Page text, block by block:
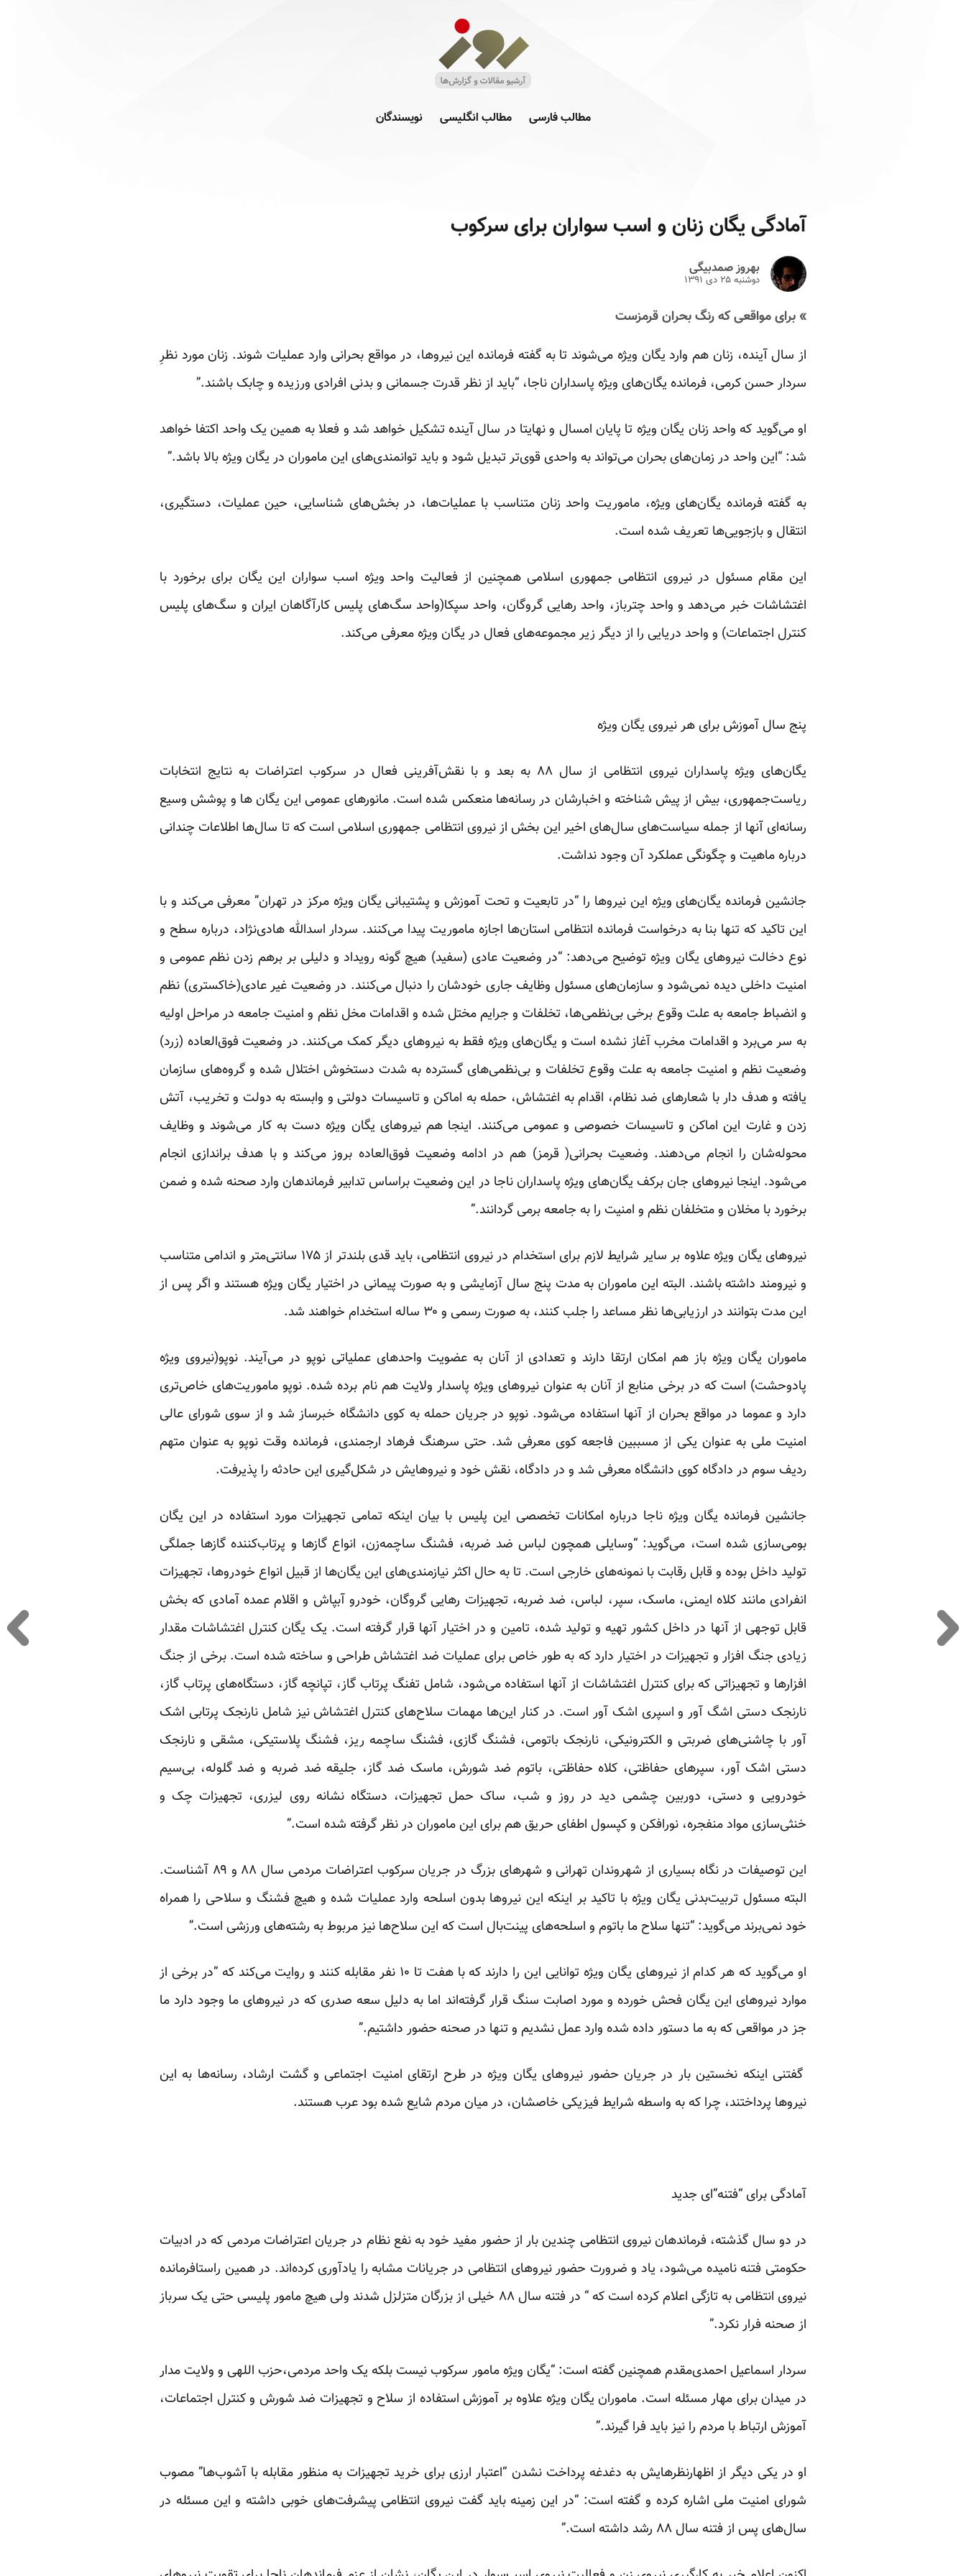
مطالب فارسی مطالب انگلیسی نویسندگان
آمادگی یگان زنان و اسب سواران برای سرکوب
بهروز صمدبیگی
دوشنبه ۲۵ دى ۱۳۹۱
» برای مواقعی که رنگ بحران قرمزست
از سال آینده، زنان هم وارد یگان ویژه می‌شوند تا به گفته فرمانده این نیروها، در مواقع بحرانی وارد عملیات شوند. زنان مورد نظرِ
سردار حسن کرمی، فرمانده یگان‌های ویژه پاسداران ناجا، “باید از نظر قدرت جسمانی و بدنی افرادی ورزیده و چابک باشند.”
اومی‌گوید که واحد زنان یگان ویژه تا پایان امسال و نهایتا در سال آینده تشکیل خواهد شد و فعلا به همین یک واحد اکتفا خواهد
شد: “این واحد در زمان‌های بحران می‌تواند به واحدی قوی‌تر تبدیل شود و باید توانمندی‌های این ماموران در یگان ویژه بالا باشد.”
به گفته فرمانده یگان‌های ویژه، ماموریت‌ واحد زنان متناسب با عملیات‌ها، در بخش‌های شناسایی، حین عملیات، دستگیری،
انتقال و بازجویی‌ها تعریف شده است.
این مقام مسئول در نیروی انتظامی جمهوری اسلامی همچنین از فعالیت واحد ویژه اسب سواران این یگان برای برخورد با
اغتشاشات خبر می‌دهد و واحد چترباز، واحد رهایی گروگان، واحد سپکا(واحد سگ‌های پلیس کارآگاهان ایران و سگ‌های پلیس
کنترل اجتماعات) و واحد دریایی را از دیگر زیر مجموعه‌های فعال در یگان ویژه معرفی می‌کند.
پنج سال آموزش برای هر نیروی یگان ویژه
یگان‌های ویژه پاسداران نیروی انتظامی از سال ۸۸ به بعد و با نقش‌آفرینی فعال در سرکوب اعتراضات به نتایج انتخابات
ریاست‌جمهوری، بیش از پیش شناخته و اخبارشان در رسانه‌ها منعکس ‌شده است. مانورهای عمومی این یگان ها و پوشش وسیع
رسانه‌ای آنها از جمله سیاست‌های سال‌های اخیر این بخش از نیروی انتظامی جمهوری اسلامی است که تا سال‌ها اطلاعات چندانی
درباره ماهیت و چگونگی عملکرد آن‌ وجود نداشت.
جانشین فرمانده یگان‌های ویژه این نیروها را “در تابعیت و تحت آموزش و پشتیبانی یگان ویژه مرکز در تهران” معرفی می‌کند و با
این تاکید که تنها بنا به درخواست فرمانده انتظامی استان‌ها اجازه ماموریت پیدا می‌کنند. سردار اسدالله هادی‌نژاد، درباره سطح و
نوع دخالت نیروهای یگان ویژه توضیح می‌دهد: “در وضعیت عادی (سفید) هیچ گونه رویداد و دلیلی بر برهم زدن نظم عمومی و
امنیت داخلی دیده نمی‌شود و سازمان‌های مسئول وظایف جاری خودشان را دنبال می‌کنند. در وضعیت غیر عادی(خاکستری) نظم
و انضباط جامعه به علت وقوع برخی بی‌نظمی‌ها، تخلفات و جرایم مختل شده و اقدامات مخل نظم و امنیت جامعه در مراحل اولیه
به سر می‌برد و اقدامات مخرب آغاز نشده است و یگان‌های ویژه فقط به نیروهای دیگر کمک می‌کنند. در وضعیت فوق‌العاده (زرد)
وضعیت نظم و امنیت جامعه به علت وقوع تخلفات و بی‌نظمی‌های گسترده به شدت دستخوش اختلال شده و گروه‌های سازمان
یافته و هدف دار با شعارهای ضد نظام، اقدام به اغتشاش، حمله به اماکن و تاسیسات دولتی و وابسته به دولت و تخریب، آتش
زدن و غارت این اماکن و تاسیسات خصوصی و عمومی می‌کنند. اینجا هم نیروهای یگان ویژه دست به کار می‌شوند و وظایف
محوله‌شان را انجام می‌دهند. وضعیت بحرانی( قرمز) هم در ادامه وضعیت فوق‌العاده بروز می‌کند و با هدف براندازی انجام
می‌شود. اینجا نیروهای جان برکف یگان‌های ویژه پاسداران ناجا در این وضعیت براساس تدابیر فرماندهان وارد صحنه شده و ضمن
برخورد با مخلان و متخلفان نظم و امنیت را به جامعه برمی گردانند.”
نیروهای یگان ویژه علاوه بر سایر شرایط لازم برای استخدام در نیروی انتظامی، باید قدی بلند‌تر از ۱۷۵ سانتی‌متر و اندامی متناسب
و نیرومند داشته باشند. البته این ماموران به مدت پنج سال آزمایشی و به صورت پیمانی در اختیار یگان ویژه هستند و اگر پس از
این مدت بتوانند در ارزیابی‌ها نظر مساعد را جلب کنند، به صورت رسمی و ۳۰ ساله استخدام خواهند شد.
ماموران یگان ویژه باز هم امکان ارتقا دارند و تعدادی از آنان به عضویت واحدهای عملیاتی نوپو در می‌آیند. نوپو(نیروی ویژه
پادوحشت) است که در برخی منابع از آنان به عنوان نیروهای ویژه پاسدار ولایت هم نام برده شده. نوپو ماموریت‌های خاص‌تری
دارد و عموما در مواقع بحران از آنها استفاده می‌شود. نوپو در جریان حمله به کوی دانشگاه خبرساز شد و از سوی شورای عالی
امنیت ملی به عنوان یکی از مسببین فاجعه کوی معرفی شد. حتی سرهنگ فرهاد ارجمندی، فرمانده وقت نوپو به عنوان متهم
ردیف سوم در دادگاه کوی دانشگاه معرفی شد و در دادگاه، نقش خود و نیروهایش در شکل‌گیری این حادثه را پذیرفت.
جانشین فرمانده یگان ویژه ناجا درباره امکانات تخصصی این پلیس با بیان اینکه تمامی تجهیزات مورد استفاده در این یگان
بومی‌سازی شده است، می‌گوید: “وسایلی همچون لباس ضد ضربه، فشنگ ساچمه‌زن، انواع گازها و پرتاب‌کننده‌ گازها جملگی
تولید داخل بوده و قابل رقابت با نمونه‌های خارجی است. تا به حال اکثر نیازمندی‌های این یگان‌ها از قبیل انواع خودروها، تجهیزات
انفرادی مانند کلاه ایمنی، ماسک، سپر، لباس، ضد ضربه، تجهیزات رهایی گروگان، خودرو آبپاش و اقلام عمده آمادی که بخش
قابل توجهی از آنها در داخل کشور تهیه و تولید شده، تامین و در اختیار آنها قرار گرفته است. یک یگان کنترل اغتشاشات مقدار
زیادی جنگ افزار و تجهیزات در اختیار دارد که به طور خاص برای عملیات ضد اغتشاش طراحی و ساخته شده است. برخی از جنگ
افزار‌ها و تجهیزاتی که برای کنترل اغتشاشات از آنها استفاده می‌شود، شامل تفنگ پرتاب گاز، تپانچه گاز، دستگاه‌های پرتاب گاز،
نارنجک دستی اشگ آور و اسپری اشک آور است. در کنار این‌ها مهمات سلاح‌های کنترل اغتشاش نیز شامل نارنجک پرتابی اشک
آور با چاشنی‌های ضربتی و الکترونیکی، نارنجک باتومی، فشنگ گازی، فشنگ ساچمه ریز، فشنگ پلاستیکی، مشقی و نارنجک
دستی اشک آور، سپرهای حفاظتی، کلاه حفاظتی، باتوم ضد شورش، ماسک ضد گاز، جلیقه ضد ضربه و ضد گلوله، بی‌سیم
خودرویی و دستی، دوربین چشمی دید در روز و شب، ساک حمل تجهیزات، دستگاه نشانه روی لیزری، تجهیزات چک و
خنثی‌سازی مواد منفجره، نورافکن و کپسول اطفای حریق هم برای این ماموران در نظر گرفته شده است.”
این توصیفات در نگاه بسیاری از شهروندان تهرانی و شهرهای بزرگ در جریان سرکوب اعتراضات مردمی سال ۸۸ و ۸۹ آشناست.
البته مسئول تربیت‌بدنی یگان ویژه با تاکید بر اینکه این نیروها بدون اسلحه وارد عملیات شده و هیچ فشنگ و سلاحی را همراه
خود نمی‌برند می‌گوید: “تنها سلاح ما باتوم و اسلحه‌های پینت‌بال است که این سلاح‌ها نیز مربوط به رشته‌های ورزشی است.”
او می‌گوید که هر کدام از نیروهای یگان ویژه توانایی این را دارند که با هفت تا ۱۰ نفر مقابله کنند و روایت می‌کند که “در برخی از
موارد نیروهای این یگان فحش خورده و مورد اصابت سنگ قرار گرفته‌اند اما به دلیل سعه صدری که در نیروهای ما وجود دارد ما
جز در مواقعی که به ما دستور داده شده وارد عمل نشدیم و تنها در صحنه حضور داشتیم.”
گفتنی اینکه نخستین بار در جریان حضور نیروهای یگان ویژه در طرح ارتقای امنیت اجتماعی و گشت ارشاد، رسانه‌ها به این
نیروها پرداختند، چرا که به واسطه شرایط فیزیکی خاصشان، در میان مردم شایع شده بود عرب هستند.
آمادگی برای “فتنه”‌ای جدید
در دو سال گذشته، فرماندهان نیروی انتظامی چندین بار از حضور مفید خود به نفع نظام در جریان اعتراضات مردمی که در ادبیات
حکومتی فتنه نامیده می‌شود، یاد و ضرورت حضور نیروهای انتظامی در جریانات مشابه را یادآوری کرده‌اند. در همین راستافرمانده
نیروی انتظامی به تازگی اعلام کرده است
که “ در فتنه سال ۸۸ خیلی از بزرگان متزلزل شدند ولی هیچ مامور پلیسی حتی یک سرباز
از صحنه فرار نکرد.”
سردار اسماعیل احمدی‌مقدم همچنین گفته است: “یگان ویژه مامور سرکوب نیست بلکه یک واحد مردمی،حزب اللهی و ولایت مدار
در میدان برای مهار مسئله است. ماموران یگان ویژه علاوه بر آموزش استفاده از سلاح و تجهیزات ضد شورش و کنترل اجتماعات،
آموزش ارتباط با مردم را نیز باید فرا گیرند.”
او در یکی دیگر از اظهارنظرهایش به دغدغه پرداخت نشدن “اعتبار ارزی برای خرید تجهیزات به منظور مقابله با آشوب‌ها” مصوب
شورای امنیت ملی اشاره کرده و گفته است: “در این زمینه باید گفت نیروی انتظامی پیشرفت‌های خوبی داشته و این مسئله در
سال‌های پس از فتنه سال ۸۸ رشد داشته است.”